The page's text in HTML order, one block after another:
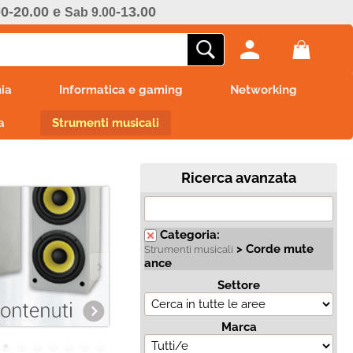
20.00 e Sab 9.00-13.00
utente e la password e
sul pulsante "Accedi"
Password:
perso la password?
"Registrati"
Informatica e gaming Networking
Strumenti musicali
Ricerca avanzata
Categoria:
Strumenti musicali > Corde mute
ance
Settore
Marca